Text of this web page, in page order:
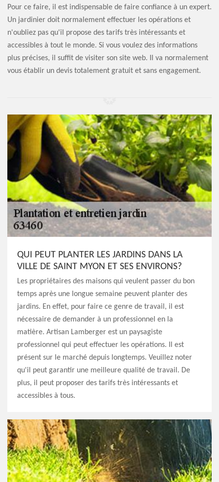
Pour ce faire, il est indispensable de faire confiance à un expert.
Un jardinier doit normalement effectuer les opérations et
n'oubliez pas qu'il propose des tarifs très intéressants et
accessibles à tout le monde. Si vous voulez des informations
plus précises, il suffit de visiter son site web. Il va normalement
vous établir un devis totalement gratuit et sans engagement.
QUI PEUT PLANTER LES JARDINS DANS LA
VILLE DE SAINT MYON ET SES ENVIRONS?
Les propriétaires des maisons qui veulent passer du bon
temps après une longue semaine peuvent planter des
jardins. En effet, pour faire ce genre de travail, il est
nécessaire de demander à un professionnel en la
matière. Artisan Lamberger est un paysagiste
professionnel qui peut effectuer les opérations. Il est
présent sur le marché depuis longtemps. Veuillez noter
qu'il peut garantir une meilleure qualité de travail. De
plus, il peut proposer des tarifs très intéressants et
accessibles à tous.